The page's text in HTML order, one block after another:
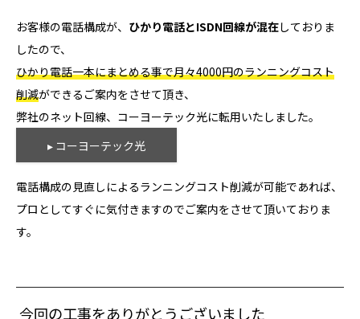
お客様の電話構成が、 ひかり電話とISDN回線が混在しておりま
したので、
ひかり電話一本にまとめる事で月々4000円のランニングコスト
削減ができるご案内をさせて頂き、
弊社のネット回線、コーヨーテック光に転用いたしました。
▸ コーヨーテック光
電話構成の見直しによるランニングコスト削減が可能であれば、
プロとしてすぐに気付きますのでご案内をさせて頂いておりま
す。
今回の工事をありがとうございました